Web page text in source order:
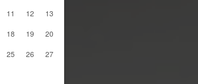
11 12
13
18 19
20
25 26
27